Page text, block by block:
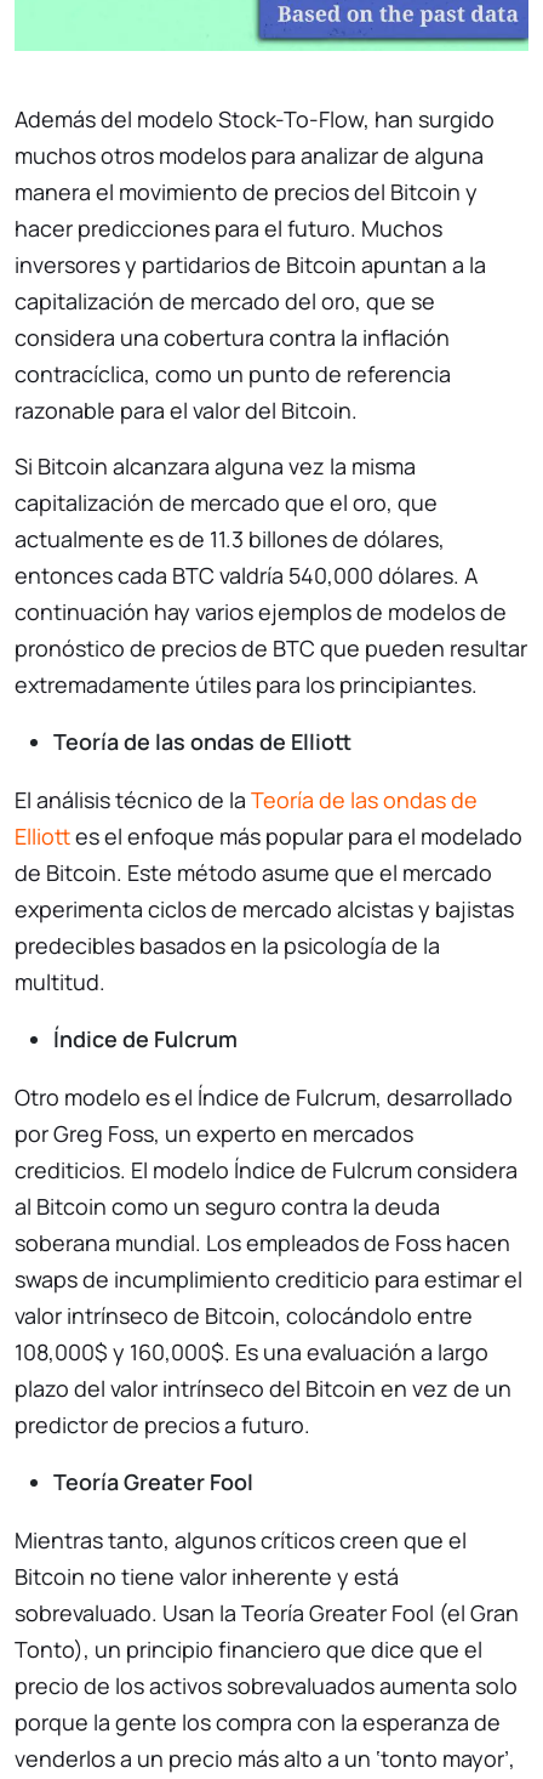
Además del modelo Stock-To-Flow, han surgido
muchos otros modelos para analizar de alguna
manera el movimiento de precios del Bitcoin y
hacer predicciones para el futuro. Muchos
inversores y partidarios de Bitcoin apuntan a la
capitalización de mercado del oro, que se
considera una cobertura contra la inflación
contracíclica, como un punto de referencia
razonable para el valor del Bitcoin.
Si Bitcoin alcanzara alguna vez la misma
capitalización de mercado que el oro, que
actualmente es de 11.3 billones de dólares,
entonces cada BTC valdría 540,000 dólares. A
continuación hay varios ejemplos de modelos de
pronóstico de precios de BTC que pueden resultar
extremadamente útiles para los principiantes.
Teoría de las ondas de Elliott
El análisis técnico de la Teoría de las ondas de
Elliottes el enfoque más popular para el modelado
de Bitcoin. Este método asume que el mercado
experimenta ciclos de mercado alcistas y bajistas
predecibles basados en la psicología de la
multitud.
Índice de Fulcrum
Otro modelo es el Índice de Fulcrum, desarrollado
por Greg Foss, un experto en mercados
crediticios. El modelo Índice de Fulcrum considera
al Bitcoin como un seguro contra la deuda
soberana mundial. Los empleados de Foss hacen
swaps de incumplimiento crediticio para estimar el
valor intrínseco de Bitcoin, colocándolo entre
108,000$ y 160,000$. Es una evaluación a largo
plazo del valor intrínseco del Bitcoin en vez de un
predictor de precios a futuro.
Teoría Greater Fool
Mientras tanto, algunos críticos creen que el
Bitcoin no tiene valor inherente y está
sobrevaluado. Usan la Teoría Greater Fool (el Gran
Tonto), un principio financiero que dice que el
precio de los activos sobrevaluados aumenta solo
porque la gente los compra con la esperanza de
venderlos a un precio más alto a un ‘tonto mayor’,